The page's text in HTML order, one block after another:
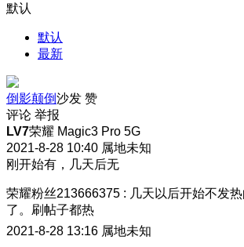
默认
默认
最新
倒影颠倒沙发 赞
评论 举报
LV7荣耀 Magic3 Pro 5G
2021-8-28 10:40 属地未知
刚开始有，几天后无
荣耀粉丝213666375 : 几天以后开始不发
了。刷帖子都热
2021-8-28 13:16 属地未知